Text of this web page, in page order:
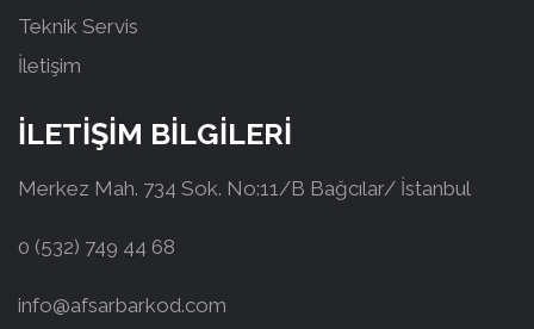
Teknik Servis
İletişim
İLETİŞİM BİLGİLERİ
Merkez Mah. 734 Sok. No:11/B Bağcılar/ İstanbul
0 (532) 749 44 68
info@afsarbarkod.com